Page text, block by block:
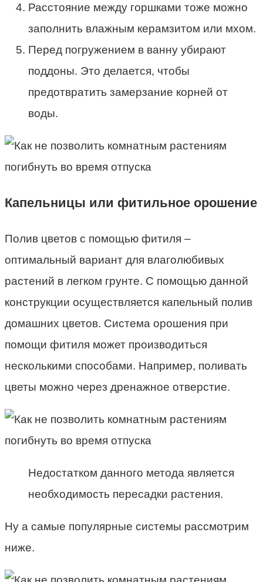
Расстояние между горшками тоже можно
заполнить влажным керамзитом или мхом.
Перед погружением в ванну убирают
поддоны. Это делается, чтобы
предотвратить замерзание корней от
воды.
Капельницы или фитильное орошение
Полив цветов с помощью фитиля –
оптимальный вариант для влаголюбивых
растений в легком грунте. С помощью данной
конструкции осуществляется капельный полив
домашних цветов. Система орошения при
помощи фитиля может производиться
несколькими способами. Например, поливать
цветы можно через дренажное отверстие.
Недостатком данного метода является
необходимость пересадки растения.
Ну а самые популярные системы рассмотрим
ниже.